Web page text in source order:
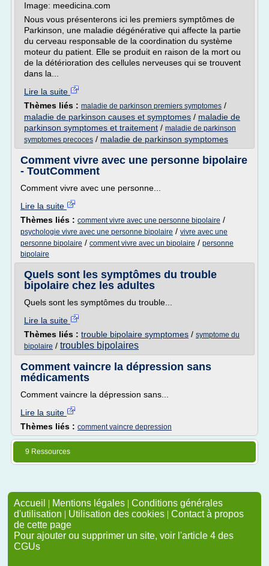
Image: meedicina.com
Nous vous présenterons ici les premiers symptômes de
Parkinson, une maladie dégénérative qui affecte la partie
du cerveau responsable de la coordination du système
moteur du patient. Elle se produit en raison de la mort ou
de la détérioration des cellules nerveuses qui se trouvent
dans la...
Lire la suite
Thèmes liés : maladie de parkinson premiers symptomes /
maladie de parkinson causes et symptomes / maladie de
parkinson symptomes et traitement / maladie de parkinson
symptomes precoces / maladie de parkinson symptomes
Comment vivre avec une personne bipolaire
- ToutComment
Comment vivre avec une personne...
Lire la suite
Thèmes liés : comment vivre avec une personne bipolaire /
psychologie vivre avec une personne bipolaire / vivre avec une
personne bipolaire / comment vivre avec un bipolaire / personne
bipolaire
Quels sont les symptômes du trouble
bipolaire chez les adultes
Quels sont les symptômes du trouble...
Lire la suite
Thèmes liés : trouble bipolaire symptomes / symptome du
bipolaire / troubles bipolaires
Comment vaincre la dépression sans
médicaments
Comment vaincre la dépression sans...
Lire la suite
Thèmes liés : comment vaincre depression
9 Ressources
Accueil | Mentions légales | Conditions générales
d'utilisation | Utilisation des cookies | Contact à propos
de cette page
Pour ajouter ou supprimer un site, voir l'article 4 des
CGUs